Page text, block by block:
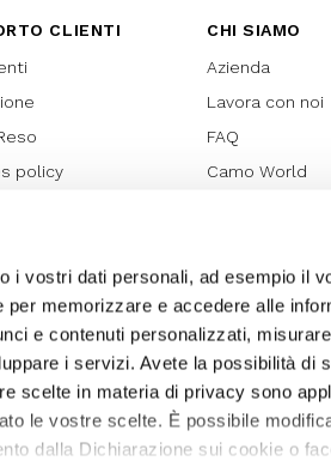
i vostri dati personali, ad esempio il
memorizzare e accedere alle
e contenuti personalizzati,
i servizi. Avete la possibilità di
scelte in materia di privacy sono
le vostre scelte. È possibile
dalla Dichiarazione sui cookie o
CLIENTI
policy
Promozioni
My Lovely
CHI SIAMO
Azienda
Lavora con noi
FAQ
Camo World
Bilancio di